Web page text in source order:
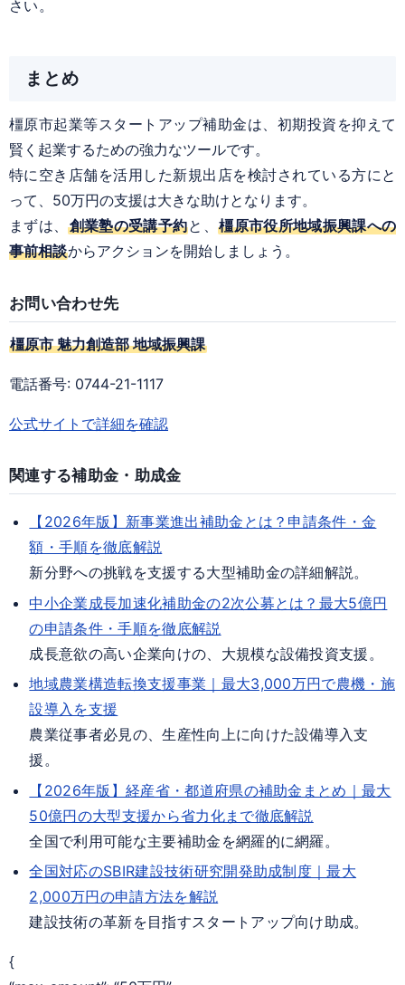
さい。
まとめ
橿原市起業等スタートアップ補助金は、初期投資を抑えて
賢く起業するための強力なツールです。
特に空き店舗を活用した新規出店を検討されている方にと
って、50万円の支援は大きな助けとなります。
まずは、創業塾の受講予約と、橿原市役所地域振興課への
事前相談からアクションを開始しましょう。
お問い合わせ先
橿原市 魅力創造部 地域振興課
電話番号: 0744-21-1117
公式サイトで詳細を確認
関連する補助金・助成金
【2026年版】新事業進出補助金とは？申請条件・金
額・手順を徹底解説
新分野への挑戦を支援する大型補助金の詳細解説。
中小企業成長加速化補助金の2次公募とは？最大5億円
の申請条件・手順を徹底解説
成長意欲の高い企業向けの、大規模な設備投資支援。
地域農業構造転換支援事業｜最大3,000万円で農機・施
設導入を支援
農業従事者必見の、生産性向上に向けた設備導入支
援。
【2026年版】経産省・都道府県の補助金まとめ｜最大
50億円の大型支援から省力化まで徹底解説
全国で利用可能な主要補助金を網羅的に網羅。
全国対応のSBIR建設技術研究開発助成制度｜最大
2,000万円の申請方法を解説
建設技術の革新を目指すスタートアップ向け助成。
{